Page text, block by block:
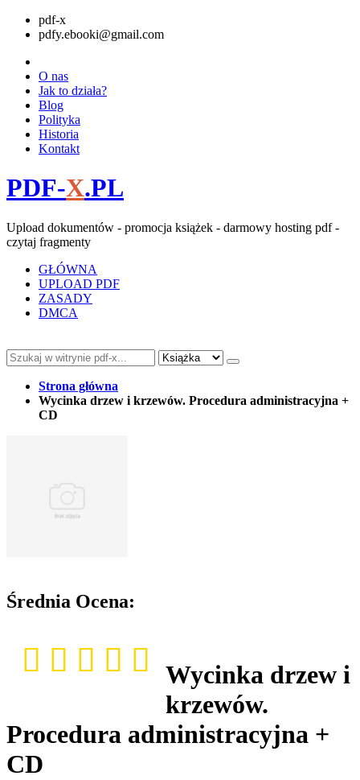
pdf-x
pdfy.ebooki@gmail.com
O nas
Jak to działa?
Blog
Polityka
Historia
Kontakt
PDF-X.PL
Upload dokumentów - promocja książek - darmowy hosting pdf -
czytaj fragmenty
GŁÓWNA
UPLOAD PDF
ZASADY
DMCA
Strona główna
Wycinka drzew i krzewów. Procedura administracyjna +
CD
Średnia Ocena:
Wycinka drzew i
krzewów.
Procedura administracyjna +
CD